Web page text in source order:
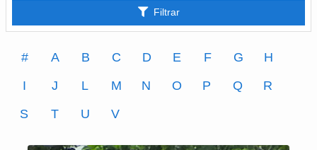
Filtrar
# A B C D E F G
H
I
J L M N O P Q
R
S
T U V